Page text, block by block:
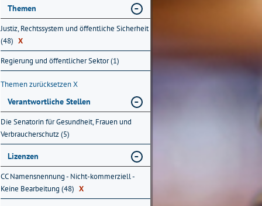
Themen
Justiz, Rechtssystem und öffentliche Sicherheit
(48) X
Regierung und öffentlicher Sektor (1)
Themen zurücksetzenX
Verantwortliche Stellen
Die Senatorin für Gesundheit, Frauen und
Verbraucherschutz (5)
Lizenzen
CC Namensnennung - Nicht-kommerziell -
Keine Bearbeitung (48) X